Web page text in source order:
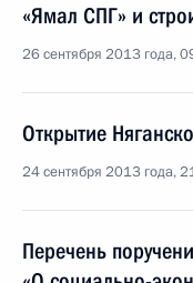
«Ямал СПГ» и
26 сентября 2013 года,
Открытие
24 сентября 2013 года,
Перечень